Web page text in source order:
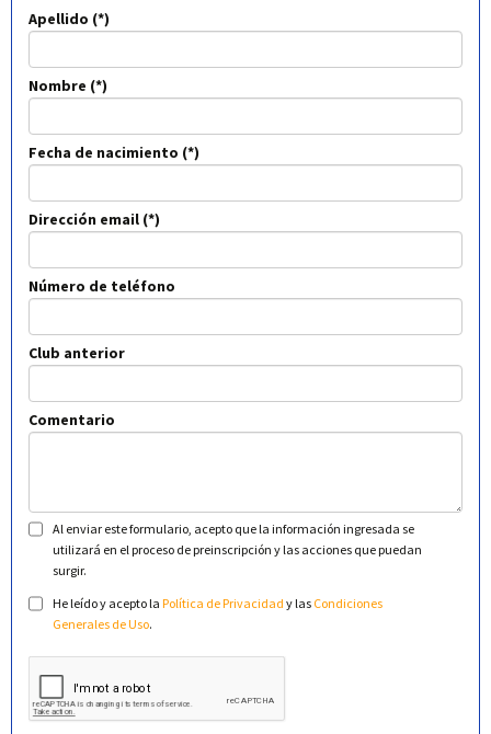
Apellido
Nombre
Fecha de nacimiento
Dirección email
Número de teléfono
Club anterior
Comentario
Al enviar este formulario, acepto que la información ingresada se
utilizará en el proceso de preinscripción y las acciones que puedan
surgir.
He leído y acepto la Política de Privacidad y las Condiciones
Generales de Uso.